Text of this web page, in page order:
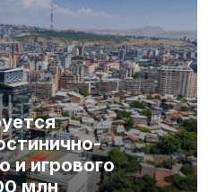
и игрового
млн